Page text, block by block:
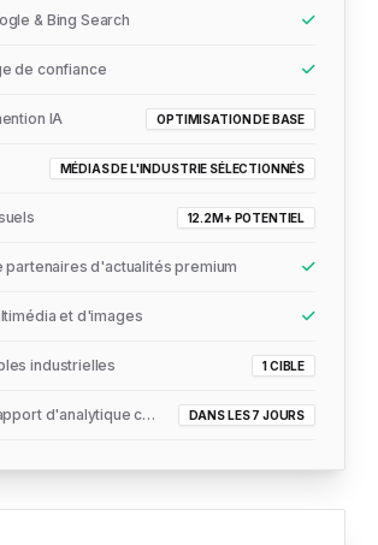
& Bing Search
de confiance
IA OPTIMISATION DE BASE
MÉDIAS DE L'INDUSTRIE SÉLECTIONNÉS
12.2M+ POTENTIEL
partenaires d'actualités premium
et d'images
industrielles 1 CIBLE
Livraison du rapport d'analytique complet DANS LES 7 JOURS